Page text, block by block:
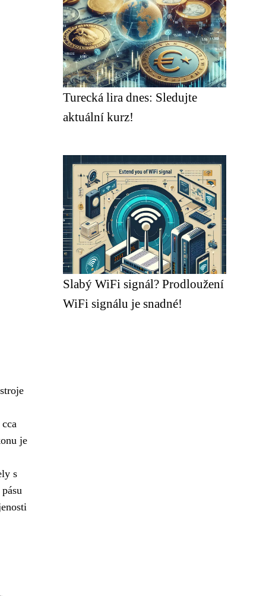
je
s
Turecká lira dnes: Sledujte
aktuální kurz!
Slabý WiFi signál? Prodloužení
WiFi signálu je snadné!